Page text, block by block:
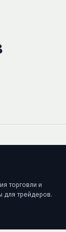
торговли и
для трейдеров.